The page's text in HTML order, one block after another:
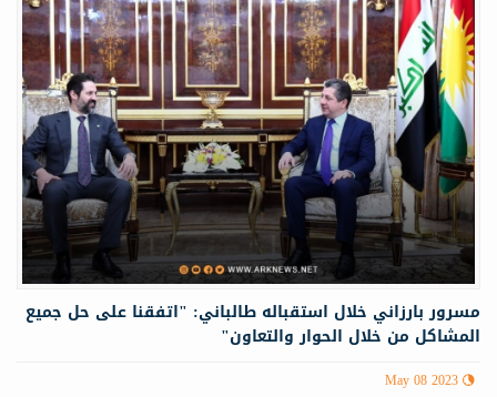
مسرور بارزاني خلال استقباله طالباني: "اتفقنا على حل جميع
المشاكل من خلال الحوار والتعاون"
May 08 2023